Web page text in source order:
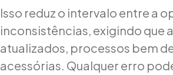
Isso reduz o intervalo entre a
inconsistências, exigindo que
atualizados, processos bem
acessórias. Qualquer erro